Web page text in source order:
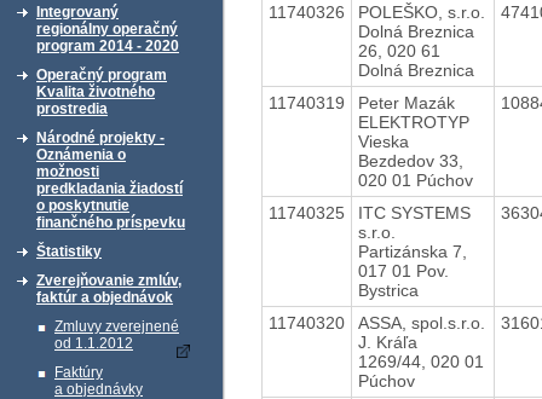
Integrovaný
regionálny operačný
program 2014 - 2020
Operačný program
Kvalita životného
prostredia
Národné projekty -
Oznámenia o
možnosti
predkladania žiadostí
o poskytnutie
finančného príspevku
Štatistiky
Zverejňovanie zmlúv,
faktúr a objednávok
Zmluvy zverejnené
od 1.1.2012
Faktúry
a objednávky
11740326
POLEŠKO, s.r.o.
Dolná Breznica
26, 020 61
Dolná Breznica
11740319
Peter Mazák
ELEKTROTYP
Vieska
Bezdedov 33,
020 01 Púchov
11740325
ITC SYSTEMS
s.r.o.
Partizánska 7,
017 01 Pov.
Bystrica
11740320
ASSA, spol.s.r.o.
J. Kráľa
1269/44, 020 01
Púchov